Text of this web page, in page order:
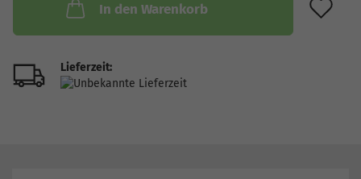
In den Warenkorb
Lieferzeit: